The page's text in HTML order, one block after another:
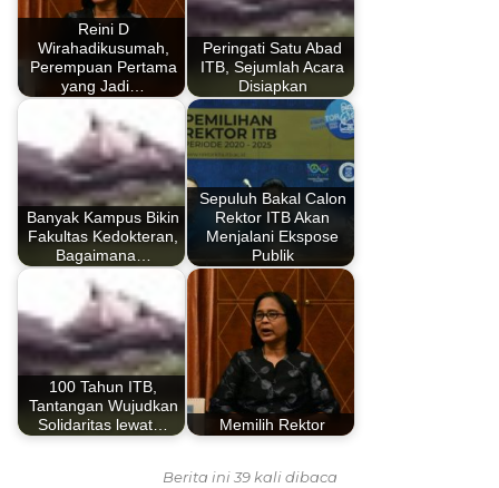
Reini D
Wirahadikusumah,
Perempuan Pertama
yang Jadi…
Peringati Satu Abad
ITB, Sejumlah Acara
Disiapkan
Banyak Kampus Bikin
Fakultas Kedokteran,
Bagaimana…
Sepuluh Bakal Calon
Rektor ITB Akan
Menjalani Ekspose
Publik
100 Tahun ITB,
Tantangan Wujudkan
Solidaritas lewat…
Memilih Rektor
Berita ini 39 kali dibaca